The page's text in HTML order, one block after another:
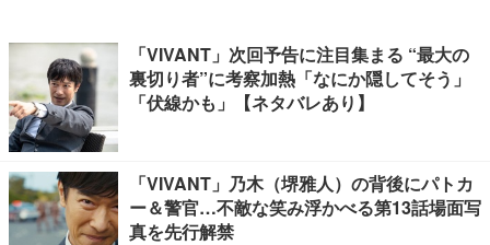
「VIVANT」次回予告に注目集まる “最大の
裏切り者”に考察加熱「なにか隠してそう」
「伏線かも」【ネタバレあり】
「VIVANT」乃木（堺雅人）の背後にパトカ
ー＆警官…不敵な笑み浮かべる第13話場面写
真を先行解禁